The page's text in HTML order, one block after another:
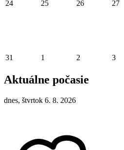
24 25 26 27
31
1 2 3
Aktuálne počasie
dnes, štvrtok 6. 8. 2026